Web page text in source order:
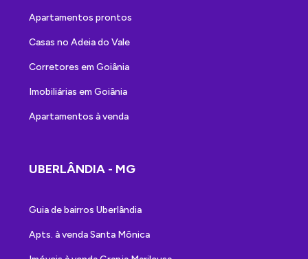
Apartamentos prontos
Casas no Adeia do Vale
Corretores em Goiânia
Imobiliárias em Goiânia
Apartamentos à venda
UBERLÂNDIA - MG
Guia de bairros Uberlândia
Apts. à venda Santa Mônica